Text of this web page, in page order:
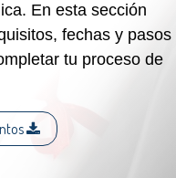
En esta sección
fechas y pasos
tu proceso de